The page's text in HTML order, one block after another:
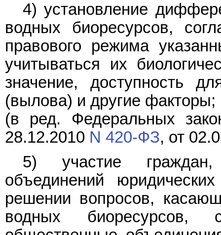
4) установление
водных биоресурсов,
правового режима
учитываться их
значение, доступность
(вылова) и другие факторы;
(в ред. Федеральных
28.12.2010 N 420-ФЗ, от
5) участие граждан,
объединений
решении вопросов,
водных биоресурсов,